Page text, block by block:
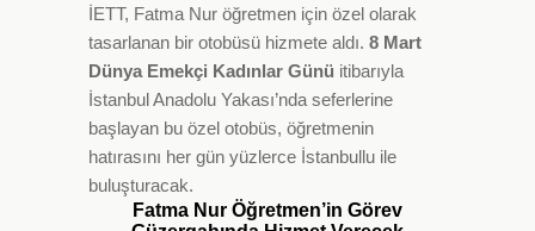
İETT, Fatma Nur öğretmen için özel olarak
tasarlanan bir otobüsü hizmete aldı. 8 Mart
Dünya Emekçi Kadınlar Günü itibarıyla
İstanbul Anadolu Yakası’nda seferlerine
başlayan bu özel otobüs, öğretmenin
hatırasını her gün yüzlerce İstanbullu ile
buluşturacak.
Fatma Nur Öğretmen’in Görev